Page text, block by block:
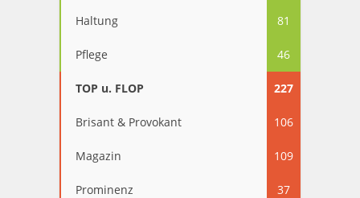
Haltung 81
Pflege 46
TOP u. FLOP 227
Brisant & Provokant 106
Magazin 109
Prominenz 37